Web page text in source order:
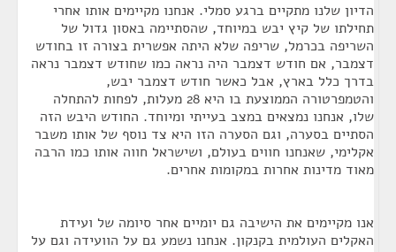
הדיון שלנו מתקיים ברגע סמלי. אנחנו מקיימים אותו אחרי
תחילתו של קיץ יבש במיוחד, שהסתיימה באסון גדול של
השריפה בכרמל, שריפה שלא היתה אפשרית בצורה זו בחודש
דצמבר, אם חודש דצמבר היה נראה כמו שחודש דצמבר נראה
בדרך כלל בארץ, אבל כאשר חודש דצמבר יבש,
והטמפרטורה הממוצעת בו היא 28 מעלות, לפחות להתחלה
שלו, אנחנו נמצאים במצב בעייתי ומיוחד. החודש היבש הזה
הסתיים בסערה, וגם הסערה הזו היא צד נוסף של אותו משבר
אקלימי, שאנחנו חווים בעולם, ושישראל חווה אותו כמו הרבה
מאוד מדינות אחרות במקומות אחרים.
אנו מקיימים את הישיבה גם יומיים אחר סיומה של ועידת
האקלים העולמית בקנקון. אנחנו נשמע גם על הוועידה וגם על